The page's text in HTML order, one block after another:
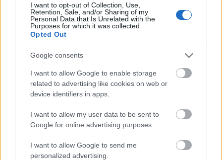
I want to opt-out of Collection, Use,
Retention, Sale, and/or Sharing of my
Personal Data that Is Unrelated with the
Purposes for which it was collected.
Opted Out
Google consents
I want to allow Google to enable storage
related to advertising like cookies on web or
device identifiers in apps.
I want to allow my user data to be sent to
Google for online advertising purposes.
I want to allow Google to send me
personalized advertising.
Új évaddal jelentkezik a népszerű
gameshow...
építészke •2025. július 29.
Istenes Bence és Sebestyén Balázs lesznek a
házigazdái az RTL régi-új celeb vetélkedőjének, a
"Kalandra fal!"-nak. Augusztus 16-án érkezik az új
évad, amely valódi sztárparádéval várja majd a
nézőket. A cél - továbbra is - ugyanaz, mint
korábban: a játékosok feladata hogy felvegyék a